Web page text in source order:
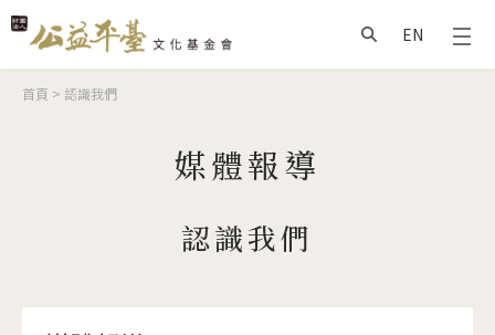
搜尋
EN
您在這裡
首頁 > 認識我們
媒體報導
認識我們